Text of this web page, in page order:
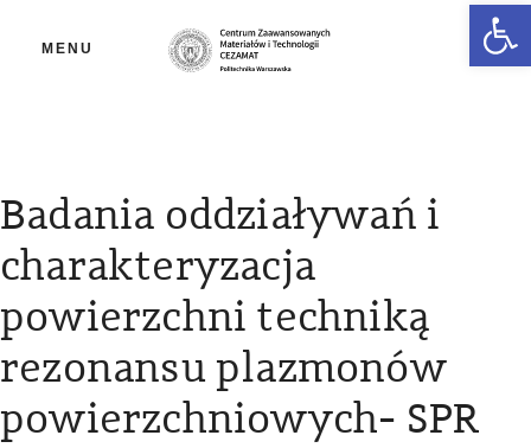
MENU
Badania oddziaływań i
charakteryzacja
powierzchni techniką
rezonansu plazmonów
powierzchniowych- SPR